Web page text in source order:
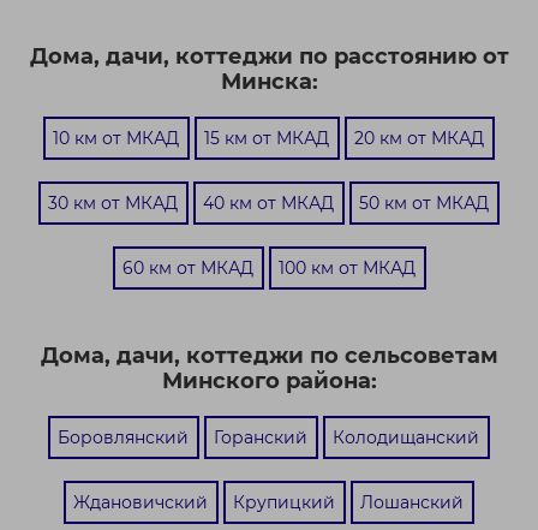
Дома, дачи, коттеджи по расстоянию от
Минска:
10 км от МКАД 15 км от МКАД 20 км от МКАД
30 км от МКАД 40 км от МКАД 50 км от МКАД
60 км от МКАД 100 км от МКАД
Дома, дачи, коттеджи по сельсоветам
Минского района:
Боровлянский Горанский Колодищанский
Ждановичский Крупицкий Лошанский